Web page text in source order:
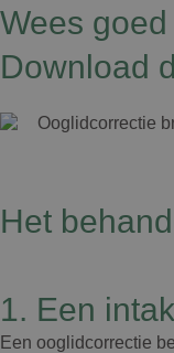
Wees
Download
Het
1. Een
Een ooglidcorrectie